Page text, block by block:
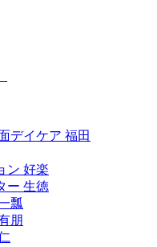
デイケア 福田
ン 好楽
ー 生徳
瓢
朋